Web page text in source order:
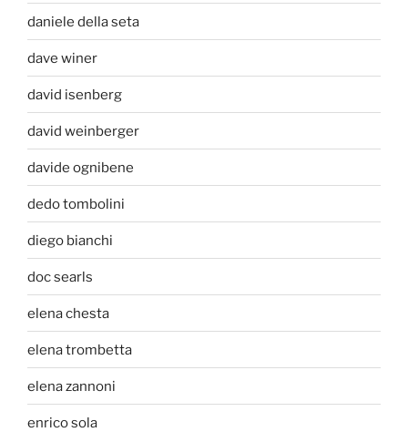
daniele della seta
dave winer
david isenberg
david weinberger
davide ognibene
dedo tombolini
diego bianchi
doc searls
elena chesta
elena trombetta
elena zannoni
enrico sola